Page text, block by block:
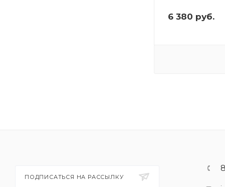
6 380 руб.
ПОДПИСАТЬСЯ НА РАССЫЛКУ